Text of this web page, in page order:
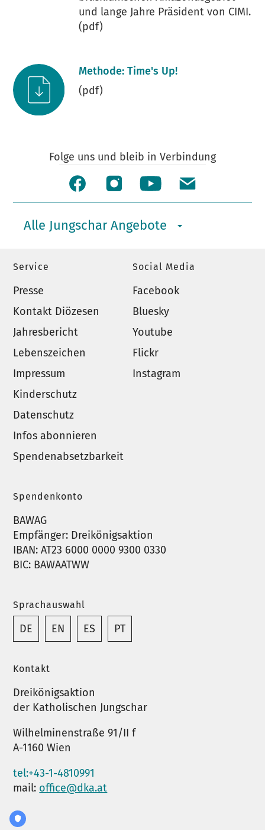
und lange Jahre Präsident von CIMI.
(pdf)
Methode: Time's Up!
(pdf)
Folge uns und bleib in Verbindung
Alle Jungschar Angebote
Service
Presse
Kontakt Diözesen
Jahresbericht
Lebenszeichen
Impressum
Kinderschutz
Datenschutz
Infos abonnieren
Spendenabsetzbarkeit
Social Media
Facebook
Bluesky
Youtube
Flickr
Instagram
Spendenkonto
BAWAG
Empfänger: Dreikönigsaktion
IBAN: AT23 6000 0000 9300 0330
BIC: BAWAATWW
Sprachauswahl
DE EN ES PT
Kontakt
Dreikönigsaktion
der Katholischen Jungschar
Wilhelminenstraße 91/II f
A-1160 Wien
tel:+43-1-4810991
mail: office@dka.at